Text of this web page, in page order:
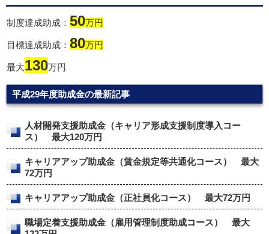
制度達成助成：50万円
目標達成助成：80万円
最大130万円
平成29年度助成金の最新記事
人材開発支援助成金（キャリア形成支援制度導入コー
ス） 最大120万円
キャリアアップ助成金（賃金規定等共通化コース） 最大
72万円
キャリアアップ助成金（正社員化コース） 最大72万円
職場定着支援助成金（雇用管理制度助成コース） 最大